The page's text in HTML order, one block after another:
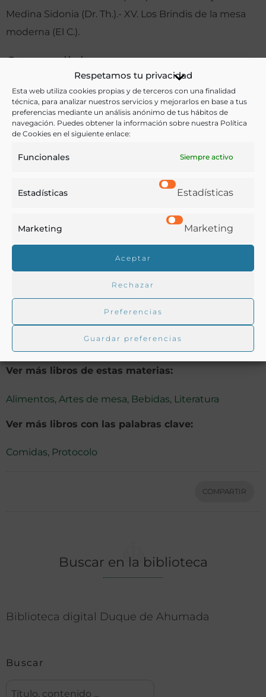
Respetamos tu privacidad
Esta web utiliza cookies propias y de terceros con una finalidad
técnica, para analizar nuestros servicios y mejorarlos en base a tus
preferencias mediante un análisis anónimo de tus hábitos de
navegación. Puedes obtener la información sobre nuestra Política
de Cookies en el siguiente enlace:
Funcionales Siempre activo
Estadísticas Estadísticas
Marketing Marketing
Aceptar
Rechazar
Preferencias
Guardar preferencias
Medina Sidonia (Dr. Th.).- XV. Los Brindis de la mesa
moderna (El C.).
Otras ediciones:
Edición facsímil de la edición de 1888. Valencia: Libr.
París- Valencia. [1996]. 316 p.
Reprod. de la ed. 1888. Barcelona: Parsifal. 1997. 316 p.
Reprod. de la ed. 1888. Mairena del Aljarafe, Sevilla:
Extramuros. [2008]. 316 p.
Reproducción facsímil de la 2.ª edición. [Boadilla del
Reproducción facsímil de la 2.ª edición. Valladolid:
Barcelona: Laia. 1986. 187 p.: il. Sevilla: Cerro Alto. 1994.
Notas:
Ver más libros de estas materias:
Alimentos, Artes de mesa, Bebidas, Literatura
Ver más libros con las palabras clave:
Comidas, Protocolo
COMPARTIR
Buscar en la biblioteca
Biblioteca digital Duque de Ahumada
Buscar